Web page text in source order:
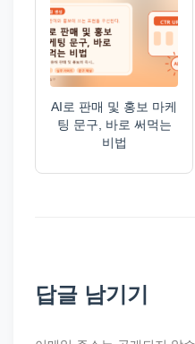
AI로 판매 및 홍보 마케
팅 문구, 바로 써먹는
비법
답글 남기기